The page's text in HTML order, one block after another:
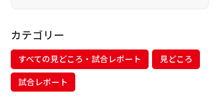
カテゴリー
すべての見どころ・試合レポート
見どころ
試合レポート